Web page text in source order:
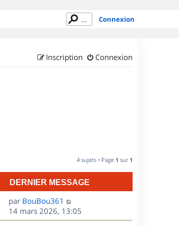
Connexion
Connexion
Inscription
4 sujets • Page 1 sur 1
DERNIER MESSAGE
D
e
r
par BouBou361
14 mars 2026, 13:05